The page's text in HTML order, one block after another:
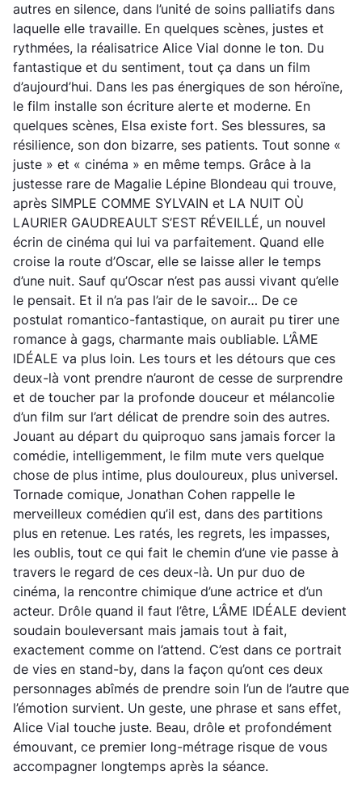
autres en silence, dans l’unité de soins palliatifs dans
laquelle elle travaille. En quelques scènes, justes et
rythmées, la réalisatrice Alice Vial donne le ton. Du
fantastique et du sentiment, tout ça dans un film
d’aujourd’hui. Dans les pas énergiques de son héroïne,
le film installe son écriture alerte et moderne. En
quelques scènes, Elsa existe fort. Ses blessures, sa
résilience, son don bizarre, ses patients. Tout sonne «
juste » et « cinéma » en même temps. Grâce à la
justesse rare de Magalie Lépine Blondeau qui trouve,
après SIMPLE COMME SYLVAIN et LA NUIT OÙ
LAURIER GAUDREAULT S’EST RÉVEILLÉ, un nouvel
écrin de cinéma qui lui va parfaitement. Quand elle
croise la route d’Oscar, elle se laisse aller le temps
d’une nuit. Sauf qu’Oscar n’est pas aussi vivant qu’elle
le pensait. Et il n’a pas l’air de le savoir… De ce
postulat romantico-fantastique, on aurait pu tirer une
romance à gags, charmante mais oubliable. L’ÂME
IDÉALE va plus loin. Les tours et les détours que ces
deux-là vont prendre n’auront de cesse de surprendre
et de toucher par la profonde douceur et mélancolie
d’un film sur l’art délicat de prendre soin des autres.
Jouant au départ du quiproquo sans jamais forcer la
comédie, intelligemment, le film mute vers quelque
chose de plus intime, plus douloureux, plus universel.
Tornade comique, Jonathan Cohen rappelle le
merveilleux comédien qu’il est, dans des partitions
plus en retenue. Les ratés, les regrets, les impasses,
les oublis, tout ce qui fait le chemin d’une vie passe à
travers le regard de ces deux-là. Un pur duo de
cinéma, la rencontre chimique d’une actrice et d’un
acteur. Drôle quand il faut l’être, L’ÂME IDÉALE devient
soudain bouleversant mais jamais tout à fait,
exactement comme on l’attend. C’est dans ce portrait
de vies en stand-by, dans la façon qu’ont ces deux
personnages abîmés de prendre soin l’un de l’autre que
l’émotion survient. Un geste, une phrase et sans effet,
Alice Vial touche juste. Beau, drôle et profondément
émouvant, ce premier long-métrage risque de vous
accompagner longtemps après la séance.